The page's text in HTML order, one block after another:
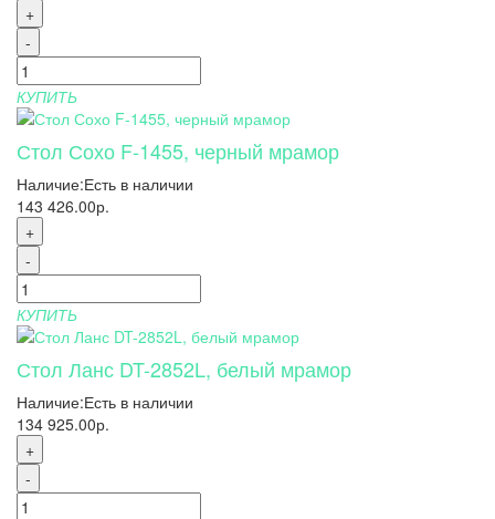
+
-
КУПИТЬ
Стол Сохо F-1455, черный мрамор
Наличие:Есть в наличии
143 426.00р.
+
-
КУПИТЬ
Стол Ланс DT-2852L, белый мрамор
Наличие:Есть в наличии
134 925.00р.
+
-